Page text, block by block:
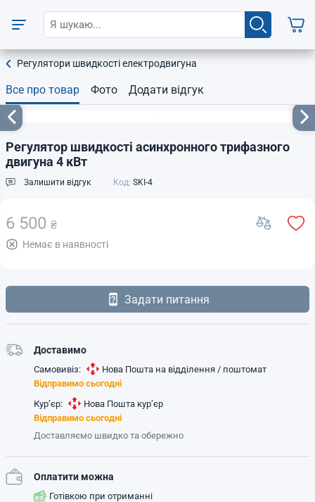
Регулятори швидкості електродвигуна
Все про товар Фото Додати відгук
Регулятор швидкості асинхронного трифазного
двигуна 4 кВт
Залишити відгук Код: SKI-4
6 500 ₴
Немає в наявності
Задати питання
Доставимо
Самовивіз:
Нова Пошта на відділення / поштомат
Відправимо сьогодні
Кур’єр:
Нова Пошта кур’єр
Відправимо сьогодні
Доставляємо швидко та обережно
Оплатити можна
Готівкою при отриманні